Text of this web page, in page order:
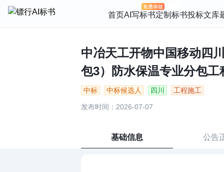
首页AI写标书定制标书投标文库
中冶天工开物中国移动四
包3）防水保温专业分包
中标 中标候选人 四川 工程施工
发布时间：2026-07-07
基础信息 公告